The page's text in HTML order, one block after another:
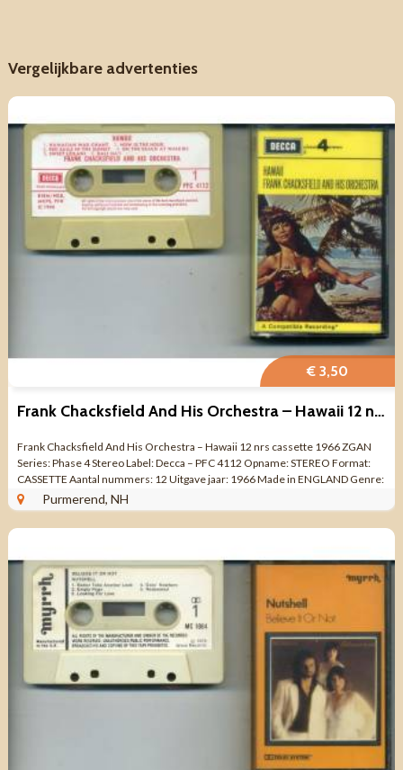
Vergelijkbare advertenties
€ 3,50
Frank Chacksfield And His Orchestra – Hawaii 12 nrs cassette
Frank Chacksfield And His Orchestra – Hawaii 12 nrs cassette 1966 ZGAN
Series: Phase 4 Stereo Label: Decca – PFC 4112 Opname: STEREO Format:
CASSETTE Aantal nummers: 12 Uitgave jaar: 1966 Made in ENGLAND Genre:
...
Purmerend, NH